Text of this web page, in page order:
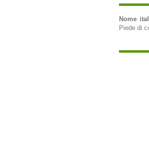
Nome
Piede di